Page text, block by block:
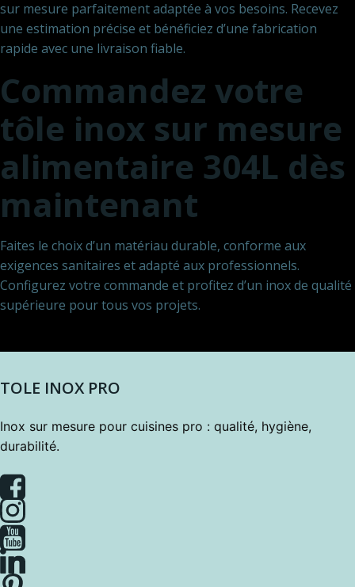
sur mesure parfaitement adaptée à vos besoins. Recevez
une estimation précise et bénéficiez d’une fabrication
rapide avec une livraison fiable.
Commandez votre
tôle inox sur mesure
alimentaire 304L dès
maintenant
Faites le choix d’un matériau durable, conforme aux
exigences sanitaires et adapté aux professionnels.
Configurez votre commande et profitez d’un inox de qualité
supérieure pour tous vos projets.
TOLE INOX PRO
Inox sur mesure pour cuisines pro : qualité, hygiène,
durabilité.